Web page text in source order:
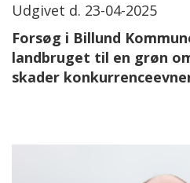
Udgivet d. 23-04-2025
Forsøg i Billund
landbruget til en grøn
skader